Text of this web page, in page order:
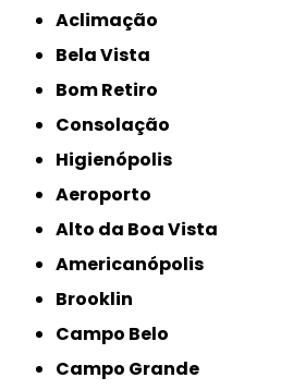
Aclimação
Bela Vista
Bom Retiro
Consolação
Higienópolis
Aeroporto
Alto da Boa Vista
Americanópolis
Brooklin
Campo Belo
Campo Grande